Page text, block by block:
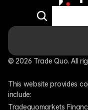
© 2026 Trade Quo. All
This website provides
include:
Tradequomarkets